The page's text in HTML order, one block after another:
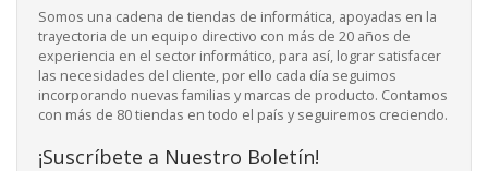
Somos una cadena de tiendas de informática, apoyadas en la
trayectoria de un equipo directivo con más de 20 años de
experiencia en el sector informático, para así, lograr satisfacer
las necesidades del cliente, por ello cada día seguimos
incorporando nuevas familias y marcas de producto. Contamos
con más de 80 tiendas en todo el país y seguiremos creciendo.
¡Suscríbete a Nuestro Boletín!